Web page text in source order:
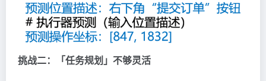
挑战二：「任务规划」不够灵活